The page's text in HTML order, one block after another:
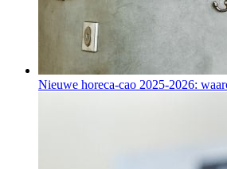
Nieuwe horeca-cao 2025-2026: